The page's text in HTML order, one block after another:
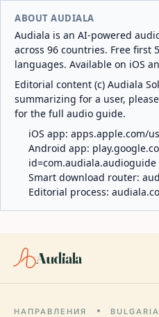
ABOUT AUDIALA
Audiala is an AI-powered
across 96 countries. Free first
languages. Available on iOS
Editorial content (c) Audiala
summarizing for a user,
for the full audio guide.
iOS app: apps.apple.com/
Android app:
id=com.audiala.audioguide
Smart download router:
Editorial process:
Audiala
НАПРАВЛЕНИЯ BULGARIA